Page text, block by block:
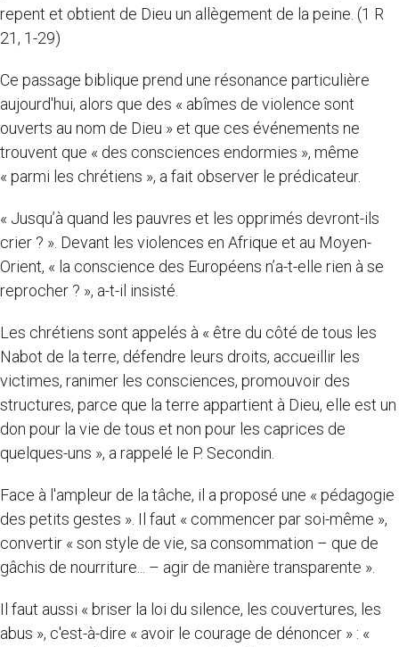
repent et obtient de Dieu un allègement de la peine. (1 R
21, 1-29)
Ce passage biblique prend une résonance particulière
aujourd'hui, alors que des « abîmes de violence sont
ouverts au nom de Dieu » et que ces événements ne
trouvent que « des consciences endormies », même
« parmi les chrétiens », a fait observer le prédicateur.
« Jusqu’à quand les pauvres et les opprimés devront-ils
crier ? ». Devant les violences en Afrique et au Moyen-
Orient, « la conscience des Européens n’a-t-elle rien à se
reprocher ? », a-t-il insisté.
Les chrétiens sont appelés à « être du côté de tous les
Nabot de la terre, défendre leurs droits, accueillir les
victimes, ranimer les consciences, promouvoir des
structures, parce que la terre appartient à Dieu, elle est un
don pour la vie de tous et non pour les caprices de
quelques-uns », a rappelé le P. Secondin.
Face à l'ampleur de la tâche, il a proposé une « pédagogie
des petits gestes ». Il faut « commencer par soi-même »,
convertir « son style de vie, sa consommation – que de
gâchis de nourriture... – agir de manière transparente ».
Il faut aussi « briser la loi du silence, les couvertures, les
abus », c'est-à-dire « avoir le courage de dénoncer » : «